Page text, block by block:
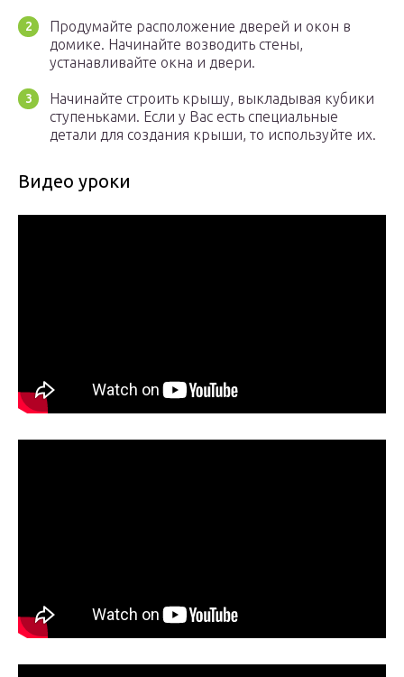
Продумайте расположение дверей и окон в
домике. Начинайте возводить стены,
устанавливайте окна и двери.
Начинайте строить крышу, выкладывая кубики
ступеньками. Если у Вас есть специальные
детали для создания крыши, то используйте их.
Видео уроки